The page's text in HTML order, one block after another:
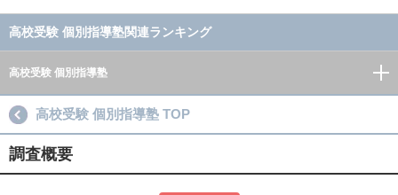
高校受験 個別指導塾関連ランキング
高校受験 個別指導塾
高校受験 個別指導塾 TOP
調査概要